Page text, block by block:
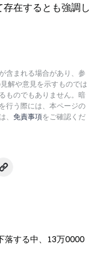
在するとも強調し
含まれる場合があり、参
解や意見を示すものでは
ものでもありません。暗
行う際には、本ページの
、 免責事項をご確認くだ
落する中、13万0000